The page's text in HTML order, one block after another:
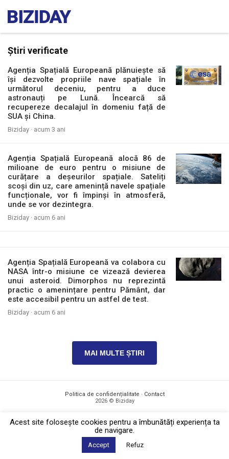
Știri verificate
Agenția Spațială Europeană plănuiește să
își dezvolte propriile nave spațiale în
următorul deceniu, pentru a duce
astronauți pe Lună. Încearcă să
recupereze decalajul în domeniu față de
SUA și China.
Biziday · acum 3 ani
Agenția Spațială Europeană alocă 86 de
milioane de euro pentru o misiune de
curățare a deșeurilor spațiale. Sateliți
scoși din uz, care amenință navele spațiale
funcționale, vor fi împinși în atmosferă,
unde se vor dezintegra.
Biziday · acum 6 ani
Agenția Spațială Europeană va colabora cu
NASA într-o misiune ce vizează devierea
unui asteroid. Dimorphos nu reprezintă
practic o amenințare pentru Pământ, dar
este accesibil pentru un astfel de test.
Biziday · acum 6 ani
MAI MULTE ȘTIRI
Politica de confidențialitate · Contact
2026 © Biziday
Acest site foloseşte cookies pentru a îmbunătăți experiența ta
de navigare.
Accept Refuz